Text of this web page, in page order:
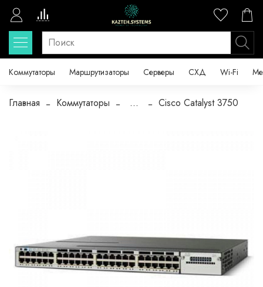
Коммутаторы Маршрутизаторы Серверы СХД Wi-Fi
Главная Коммутаторы ... Cisco Catalyst 3750